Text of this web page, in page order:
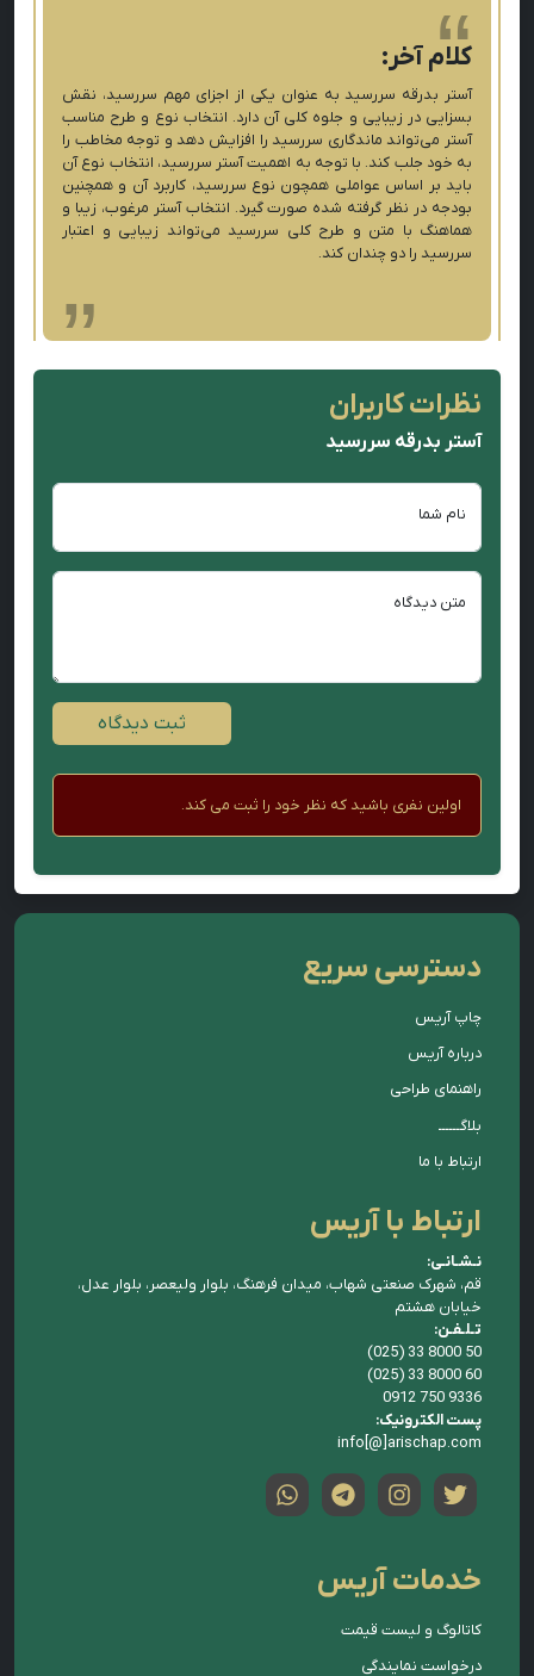
کلام آخر:
آستر بدرقه سررسید به عنوان یکی از اجزای مهم سررسید، نقش
بسزایی در زیبایی و جلوه کلی آن دارد. انتخاب نوع و طرح مناسب
آستر می‌تواند ماندگاری سررسید را افزایش دهد و توجه مخاطب را
به خود جلب کند. با توجه به اهمیت آستر سررسید، انتخاب نوع آن
باید بر اساس عواملی همچون نوع سررسید، کاربرد آن و همچنین
بودجه در نظر گرفته شده صورت گیرد. انتخاب آستر مرغوب، زیبا و
هماهنگ با متن و طرح کلی سررسید می‌تواند زیبایی و اعتبار
سررسید را دو چندان کند.
نظرات کاربران
آستر بدرقه سررسید
نام شما
متن دیدگاه
ثبت دیدگاه
اولین نفری باشید که نظر خود را ثبت می کند.
دسترسی سریع
چاپ آریس
درباره آریس
راهنمای طراحی
بلاگــــــ
ارتباط با ما
ارتباط با آریس
نـشـانـی:
قم، شهرک صنعتی شهاب، میدان فرهنگ، بلوار ولیعصر، بلوار عدل،
خیابان هشتم
تـلـفـن:
(025) 33 8000 50
(025) 33 8000 60
0912 750 9336
پست الکترونیک:
info[@]arischap.com
خدمات آریس
کاتالوگ و لیست قیمت
درخواست نمایندگی